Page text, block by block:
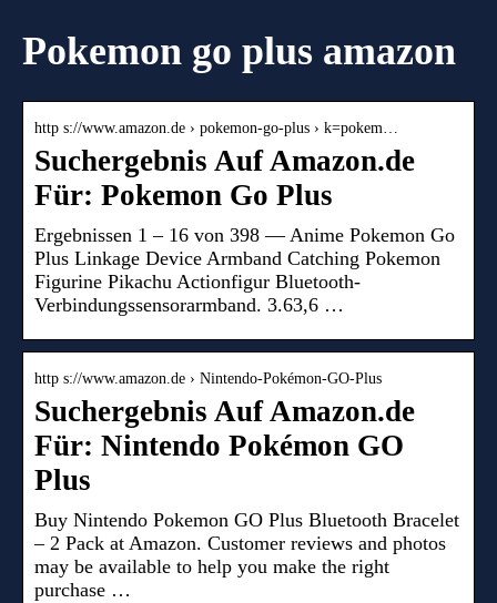
Pokemon go plus amazon
http s://www.amazon.de › pokemon-go-plus › k=pokem…
Suchergebnis Auf Amazon.de
Für: Pokemon Go Plus
Ergebnissen 1 – 16 von 398 — Anime Pokemon Go
Plus Linkage Device Armband Catching Pokemon
Figurine Pikachu Actionfigur Bluetooth-
Verbindungssensorarmband. 3.63,6 …
http s://www.amazon.de › Nintendo-Pokémon-GO-Plus
Suchergebnis Auf Amazon.de
Für: Nintendo Pokémon GO
Plus
Buy Nintendo Pokemon GO Plus Bluetooth Bracelet
– 2 Pack at Amazon. Customer reviews and photos
may be available to help you make the right
purchase …